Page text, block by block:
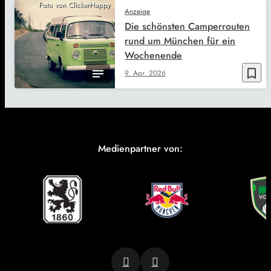
Foto von ClickerHappy
bookmark_border
Anzeige
9. Apr. 2026
Die schönsten Camperrouten
rund um München für ein
Wochenende
Medienpartner von: